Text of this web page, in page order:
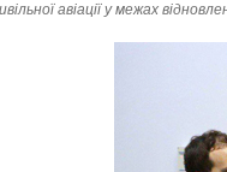
авіації у межах